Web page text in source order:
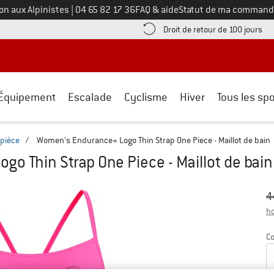
aux Alpinistes Appelez-nous au
04 65 82 17 36FAQ & aideStatut de ma
les informations de paiement ici ! Ouvre une boîte d'information
Droit de retour de 100 jours
Escalade Cyclisme Hiver Tous les
/ Women's Endurance+ Logo Thin Strap One Piece - Maillot de bain
Thin Strap One Piece - Maillot de bain